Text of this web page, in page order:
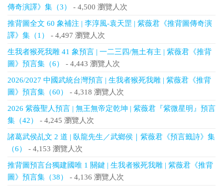
傳奇演譯》集（3）
- 4,500 瀏覽人次
推背圖全文 60 象補注 | 李淳風-袁天罡 | 紫薇君《推背圖傳奇演
譯》集（1）
- 4,497 瀏覽人次
生我者猴死我雕 41 象預言 | 一二三四/無土有主 | 紫薇君《推背
圖》預言集（6）
- 4,443 瀏覽人次
2026/2027 中國武統台灣預言 | 生我者猴死我雕 | 紫薇君《推背
圖》預言集（60）
- 4,318 瀏覽人次
2026 紫薇聖人預言 | 無王無帝定乾坤 | 紫薇君『紫微星明』預言
集（42）
- 4,245 瀏覽人次
諸葛武侯乩文 2 道 | 臥龍先生／武鄉侯｜紫薇君《預言籤詩》集
（6）
- 4,153 瀏覽人次
推背圖預言台獨建國唯 1 關鍵 | 生我者猴死我雕 | 紫薇君《推背
圖》預言集（38）
- 4,136 瀏覽人次